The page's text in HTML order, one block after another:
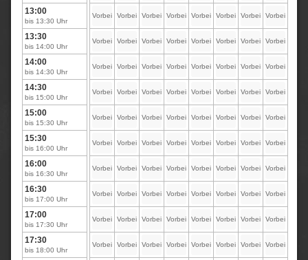
13:00
bis 13:30 Uhr
13:30
bis 14:00 Uhr
14:00
bis 14:30 Uhr
14:30
bis 15:00 Uhr
15:00
bis 15:30 Uhr
15:30
bis 16:00 Uhr
16:00
bis 16:30 Uhr
16:30
bis 17:00 Uhr
17:00
bis 17:30 Uhr
17:30
bis 18:00 Uhr
Vorbei Vorbei Vorbei Vorbei Vorbei Vorbei Vorbei Vorbei
Vorbei Vorbei Vorbei Vorbei Vorbei Vorbei Vorbei Vorbei
Vorbei Vorbei Vorbei Vorbei Vorbei Vorbei Vorbei Vorbei
Vorbei Vorbei Vorbei Vorbei Vorbei Vorbei Vorbei Vorbei
Vorbei Vorbei Vorbei Vorbei Vorbei Vorbei Vorbei Vorbei
Vorbei Vorbei Vorbei Vorbei Vorbei Vorbei Vorbei Vorbei
Vorbei Vorbei Vorbei Vorbei Vorbei Vorbei Vorbei Vorbei
Vorbei Vorbei Vorbei Vorbei Vorbei Vorbei Vorbei Vorbei
Vorbei Vorbei Vorbei Vorbei Vorbei Vorbei Vorbei Vorbei
Vorbei Vorbei Vorbei Vorbei Vorbei Vorbei Vorbei Vorbei